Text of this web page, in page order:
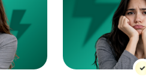
yaxshiroq bo‘lishim kerak”- degan
ichki bosim bilan yashasangiz.